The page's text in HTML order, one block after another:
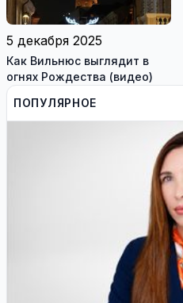
5 декабря 2025
Как Вильнюс выглядит в
огнях Рождества (видео)
ПОПУЛЯРНОЕ